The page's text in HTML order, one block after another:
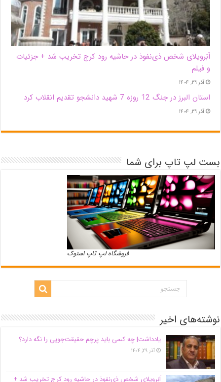
اَبَر‌ویلای شخص ذی‌نفوذ در حاشیه‌ رود کرج تخریب شد + جزئیات
و فیلم
آذر ۲۹, ۱۴۰۴
استان البرز در جنگ 12 روزه 7 شهید دانشجو تقدیم انقلاب کرد
آذر ۲۹, ۱۴۰۴
بست لپ تاپ برای شما
فروشگاه لپ تاپ استوک
نوشته‌های اخیر
یادداشت| ‌چه کسی باید پرچم حقیقت‌جویی را نگه دارد؟
آذر ۲۹, ۱۴۰۴
اَبَر‌ویلای شخص ذی‌نفوذ در حاشیه‌ رود کرج تخریب شد +